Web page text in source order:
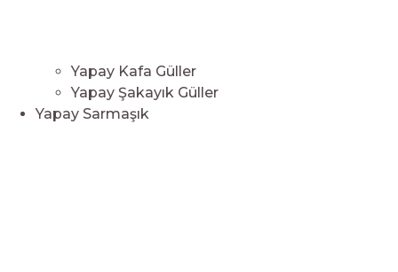
Yapay Kafa Güller
Yapay Şakayık Güller
Yapay Sarmaşık